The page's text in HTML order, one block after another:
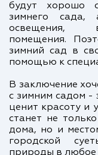
будут хорошо
зимнего сада,
освещения,
помещения.
зимний сад в
помощью к
В заключение
с зимним садом -
ценит красоту и
станет не
дома, но и
городской
природы в любое